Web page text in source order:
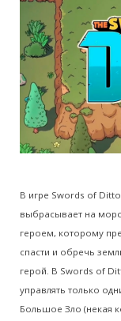
В игре Swords of
выбрасывает на
героем, которому
спасти и обречь
герой. В Swords of
управлять только
Большое Зло (некая